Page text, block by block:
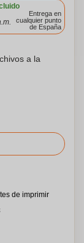
Entrega en
cualquier punto
de España
a la
de imprimir